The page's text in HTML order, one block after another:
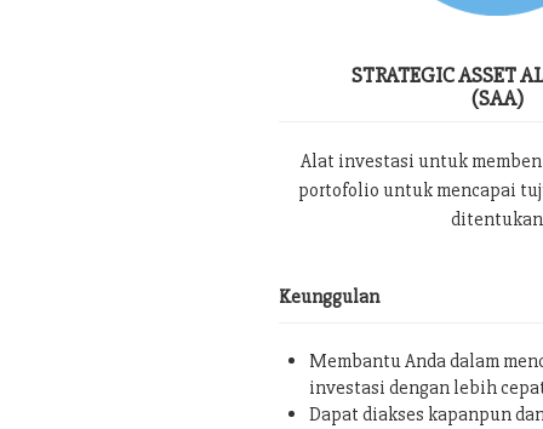
STRATEGIC ASSET
(SAA)
Alat investasi untuk
portofolio untuk mencapai
ditentukan
Keunggulan
Membantu Anda dalam
investasi dengan lebih
Dapat diakses kapanpun